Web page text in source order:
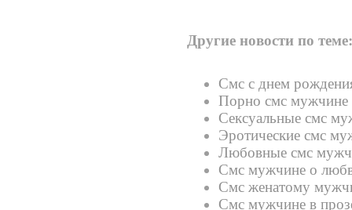
Другие новости по теме:
Смс с днем
Порно смс мужчине
Сексуальные смс
Эротические смс
Любовные смс
Смс мужчине о
Смс женатому
Смс мужчине в